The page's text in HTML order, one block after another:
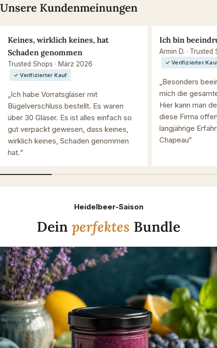
Unsere Kundenmeinungen
Keines, wirklich keines, hat
Schaden genommen
Trusted Shops · März 2026
✓ Verifizierter Kauf
„Ich habe Vorratsgläser mit
Bügelverschluss bestellt. Es waren
über 30 Gläser. Es ist alles einfach so
gut verpackt gewesen, dass keines,
wirklich keines, Schaden genommen
hat.“
Ich bin
Armin D. · Trusted
✓ Verifizierter
„Besonders
mich die
Hier kann man
diese Firma
langjährige
Chapeau“
Heidelbeer-Saison
Dein perfektes Bundle